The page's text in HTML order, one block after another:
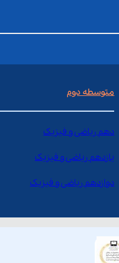
متوسطه دوم
دهم ریاضی و فیزیک
یازدهم ریاضی و فیزیک
دوازدهم ریاضی و فیزیک